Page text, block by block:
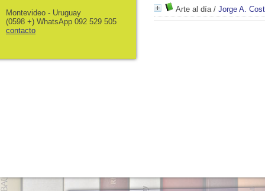
Arte al día/ Jorge A.
Montevideo - Uruguay
(0598 +) WhatsApp 092 529 505
contacto